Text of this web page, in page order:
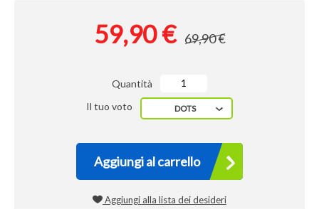
59,90 € 69,90 €
Quantità
Il tuo voto
DOTS
Aggiungi al carrello
Aggiungi alla lista dei desideri